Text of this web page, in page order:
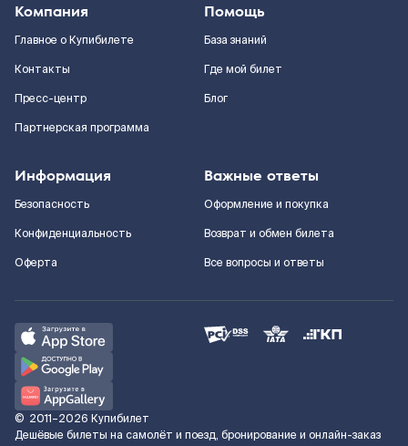
Компания
Главное о Купибилете
Контакты
Пресс-центр
Партнерская программа
Помощь
База знаний
Где мой билет
Блог
Информация
Безопасность
Конфиденциальность
Оферта
Важные ответы
Оформление и покупка
Возврат и обмен билета
Все вопросы и ответы
© 2011–2026 Купибилет
Дешёвые билеты на самолёт и поезд, бронирование и онлайн-заказ